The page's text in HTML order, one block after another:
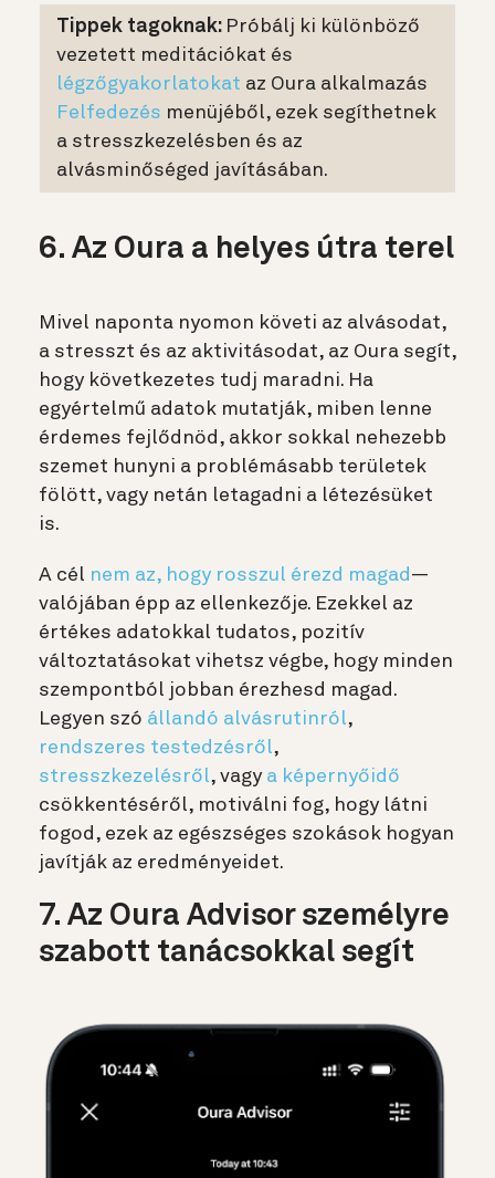
Tippek tagoknak: Próbálj ki különböző
vezetett meditációkat és
légzőgyakorlatokat az Oura alkalmazás
Felfedezés menüjéből, ezek segíthetnek
a stresszkezelésben és az
alvásminőséged javításában.
6. Az Oura a helyes útra terel
Mivel naponta nyomon követi az alvásodat,
a stresszt és az aktivitásodat, az Oura segít,
hogy következetes tudj maradni. Ha
egyértelmű adatok mutatják, miben lenne
érdemes fejlődnöd, akkor sokkal nehezebb
szemet hunyni a problémásabb területek
fölött, vagy netán letagadni a létezésüket
is.
A cél nem az, hogy rosszul érezd magad —
valójában épp az ellenkezője. Ezekkel az
értékes adatokkal tudatos, pozitív
változtatásokat vihetsz végbe, hogy minden
szempontból jobban érezhesd magad.
Legyen szó állandó alvásrutinról,
rendszeres testedzésről,
stresszkezelésről, vagy a képernyőidő
csökkentéséről, motiválni fog, hogy látni
fogod, ezek az egészséges szokások hogyan
javítják az eredményeidet.
7. Az Oura Advisor személyre
szabott tanácsokkal segít